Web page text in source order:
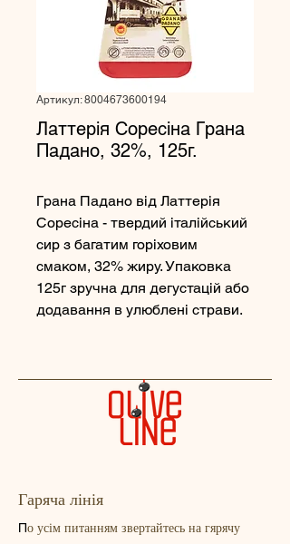
Артикул: 8004673600194
Латтерія Соресіна Грана
Падано, 32%, 125г.
Грана Падано від Латтерія
Соресіна - твердий італійський
сир з багатим горіховим
смаком, 32% жиру. Упаковка
125г зручна для дегустацій або
додавання в улюблені страви.
Гаряча лінія
По усім питанням звертайтесь на гярячу